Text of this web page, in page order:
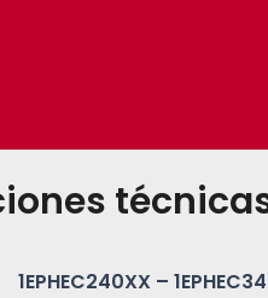
1EPHEC240XX –